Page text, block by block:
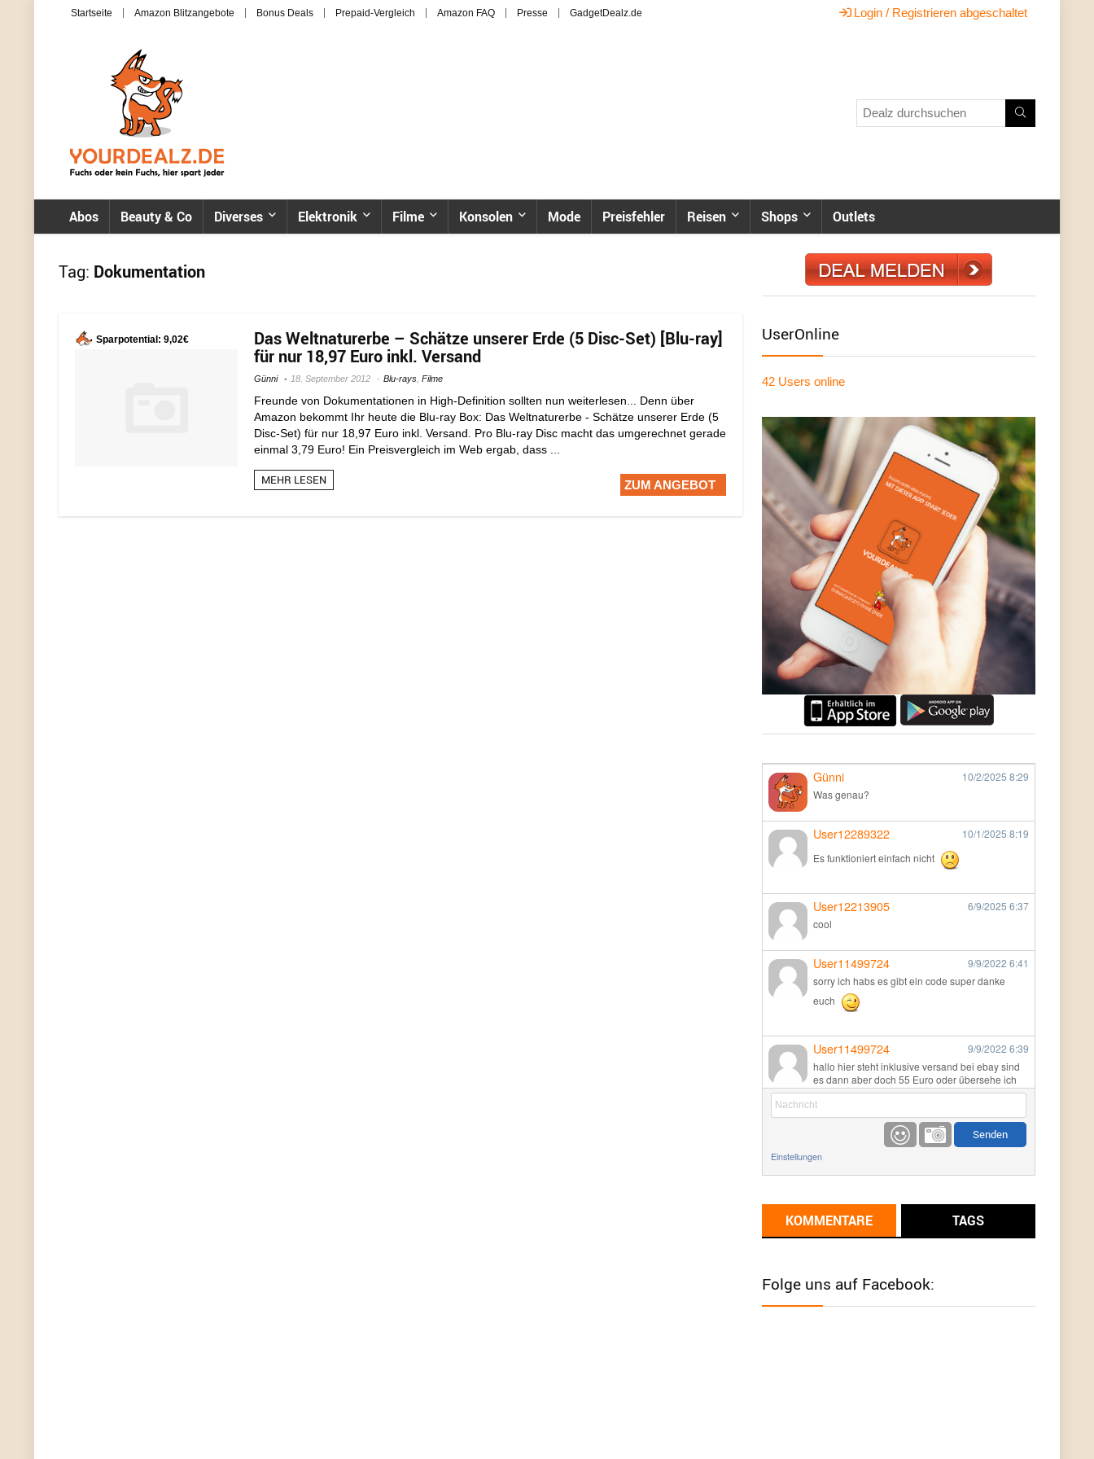
Startseite Amazon Blitzangebote Bonus Deals Prepaid-Vergleich Amazon FAQ Presse GadgetDealz.de Login / Registrieren abgeschaltet
Abos Beauty & Co Diverses Elektronik Filme Konsolen Mode Preisfehler Reisen Shops Outlets
Tag: Dokumentation
Sparpotential: 9,02€
Das Weltnaturerbe – Schätze unserer Erde (5 Disc-Set) [Blu-ray]
für nur 18,97 Euro inkl. Versand
Günni 18. September 2012 Blu-rays Filme
Freunde von Dokumentationen in High-Definition sollten nun weiterlesen... Denn über
Amazon bekommt Ihr heute die Blu-ray Box: Das Weltnaturerbe - Schätze unserer Erde (5
Disc-Set) für nur 18,97 Euro inkl. Versand. Pro Blu-ray Disc macht das umgerechnet gerade
einmal 3,79 Euro! Ein Preisvergleich im Web ergab, dass ...
MEHR LESEN ZUM ANGEBOT
UserOnline
42 Users online
Günni 10/2/2025 8:29
Was genau?
User12289322 10/1/2025 8:19
Es funktioniert einfach nicht
User12213905 6/9/2025 6:37
cool
User11499724 9/9/2022 6:41
sorry ich habs es gibt ein code super danke
euch
User11499724 9/9/2022 6:39
hallo hier steht inklusive versand bei ebay sind
es dann aber doch 55 Euro oder übersehe ich
etwas
9/1/20226:17
Ich glaube du hast den Sinn eines
Schnäppchenblogs noch immer nicht
Günni 9/1/2022
meisten Deals sind Tagespreise!
Einstellungen
KOMMENTARE TAGS
Folge uns auf Facebook: